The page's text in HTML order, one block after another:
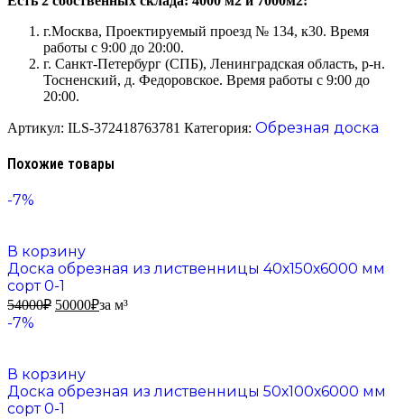
г.Москва, Проектируемый проезд № 134, к30. Время
работы с 9:00 до 20:00.
г. Санкт-Петербург (СПБ), Ленинградская область, р-н.
Тосненский, д. Федоровское. Время работы с 9:00 до
20:00.
Артикул: ILS-372418763781 Категория: Обрезная доска
Похожие товары
-7%
В корзину
Доска обрезная из лиственницы 40х150х6000 мм
сорт 0-1
54000₽ 50000₽за м³
-7%
В корзину
Доска обрезная из лиственницы 50х100х6000 мм
сорт 0-1